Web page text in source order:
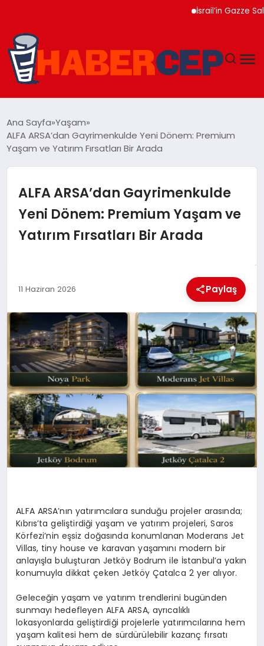
İsrail’in Gazze
GÜNDEM
SOSYAL MEDYA
Ana Sayfa Yaşam
ALFA ARSA’dan Gayrimenkulde Yeni Dönem: Premium
Yaşam ve Yatırım Fırsatları Bir Arada
ALFA ARSA’dan Gayrimenkulde
Yeni Dönem: Premium Yaşam ve
Yatırım Fırsatları Bir Arada
11 Haziran 2026 Paylaş
ALFA ARSA’nın yatırımcılara sunduğu projeler arasında;
Kıbrıs’ta geliştirdiği yaşam ve yatırım projeleri, Saros
Körfezi’nin eşsiz doğasında konumlanan Moderans Jet
Villas, tiny house ve karavan yaşamını modern bir
anlayışla buluşturan Jetköy Bodrum ile İstanbul’a yakın
konumuyla dikkat çeken Jetköy Çatalca 2 yer alıyor.
Geleceğin yaşam ve yatırım trendlerini bugünden
sunmayı hedefleyen ALFA ARSA, ayrıcalıklı
lokasyonlarda geliştirdiği projelerle yatırımcılarına hem
yaşam kalitesi hem de sürdürülebilir kazanç fırsatı